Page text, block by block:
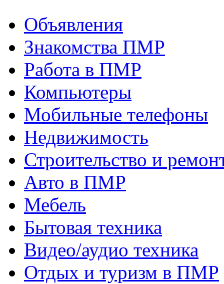
Объявления
Знакомства ПМР
Работа в ПМР
Компьютеры
Мобильные телефоны
Недвижимость
Строительство и
Авто в ПМР
Мебель
Бытовая техника
Видео/аудио техника
Отдых и туризм в ПМР